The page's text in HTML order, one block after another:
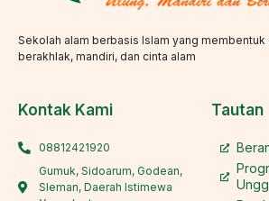
Sekolah alam berbasis Islam yang
berakhlak, mandiri, dan cinta alam
Kontak Kami
08812421920
Gumuk, Sidoarum, Godean,
Sleman, Daerah Istimewa
Tautan